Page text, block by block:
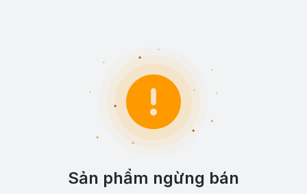
Sản phẩm ngừng bán